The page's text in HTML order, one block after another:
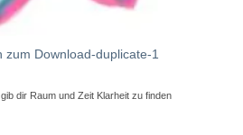
zum Download-duplicate-1
dir Raum und Zeit Klarheit zu finden